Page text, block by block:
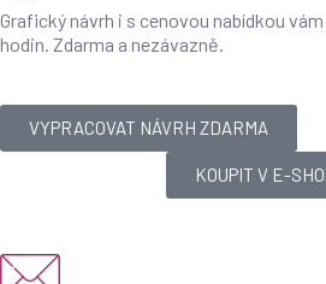
Grafický návrh i s cenovou nabídkou
hodin. Zdarma a nezávazně.
VYPRACOVAT NÁVRH ZDARMA
KOUPIT V E-